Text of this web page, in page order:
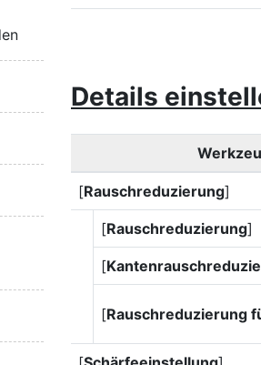
Details
[Rauschreduzierung]
[Rauschreduzierung]
[
[Rauschreduzierung